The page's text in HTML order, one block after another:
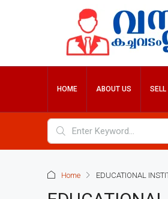
HOME ABOUT US SELL
Home EDUCATIONAL